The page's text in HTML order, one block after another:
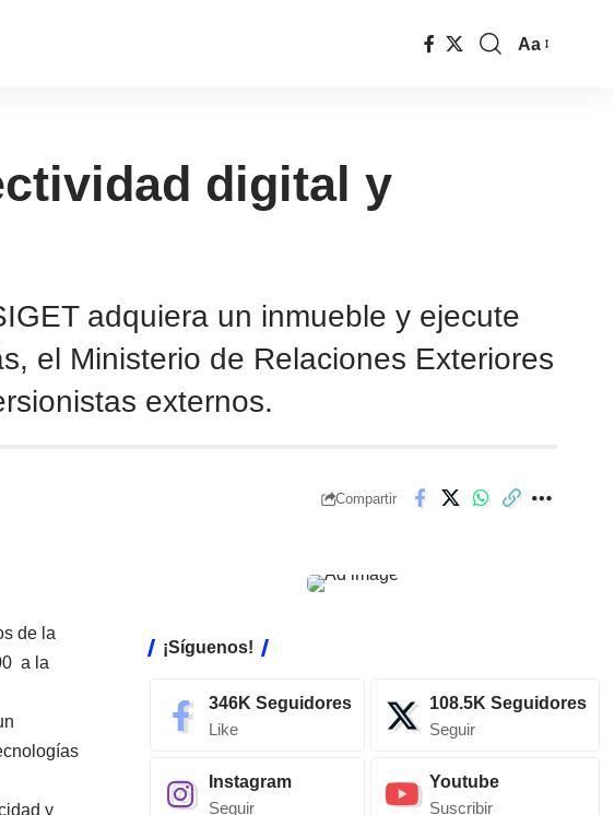
Aa
digital y
adquiera un inmueble y ejecute
el Ministerio de Relaciones Exteriores
externos.
Compartir
de la
a la
y
¡Síguenos!
346K Seguidores
Like
108.5K Seguidores
Seguir
Instagram
Seguir
Youtube
Suscribir